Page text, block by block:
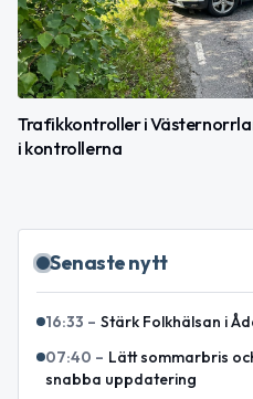
Trafikkontroller i
i kontrollerna
Senaste nytt
16:33 – Stärk Folkhälsan i
07:40 – Lätt sommarbris
snabba uppdatering